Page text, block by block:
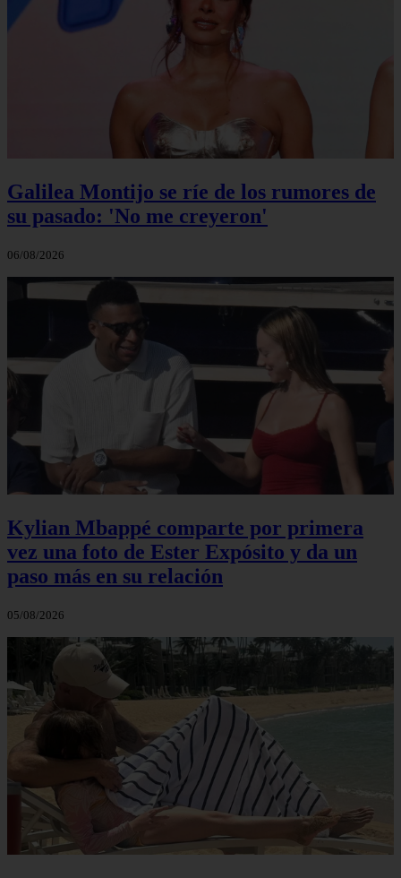
Galilea Montijo se ríe de los rumores de
su pasado: 'No me creyeron'
06/08/2026
Kylian Mbappé comparte por primera
vez una foto de Ester Expósito y da un
paso más en su relación
05/08/2026